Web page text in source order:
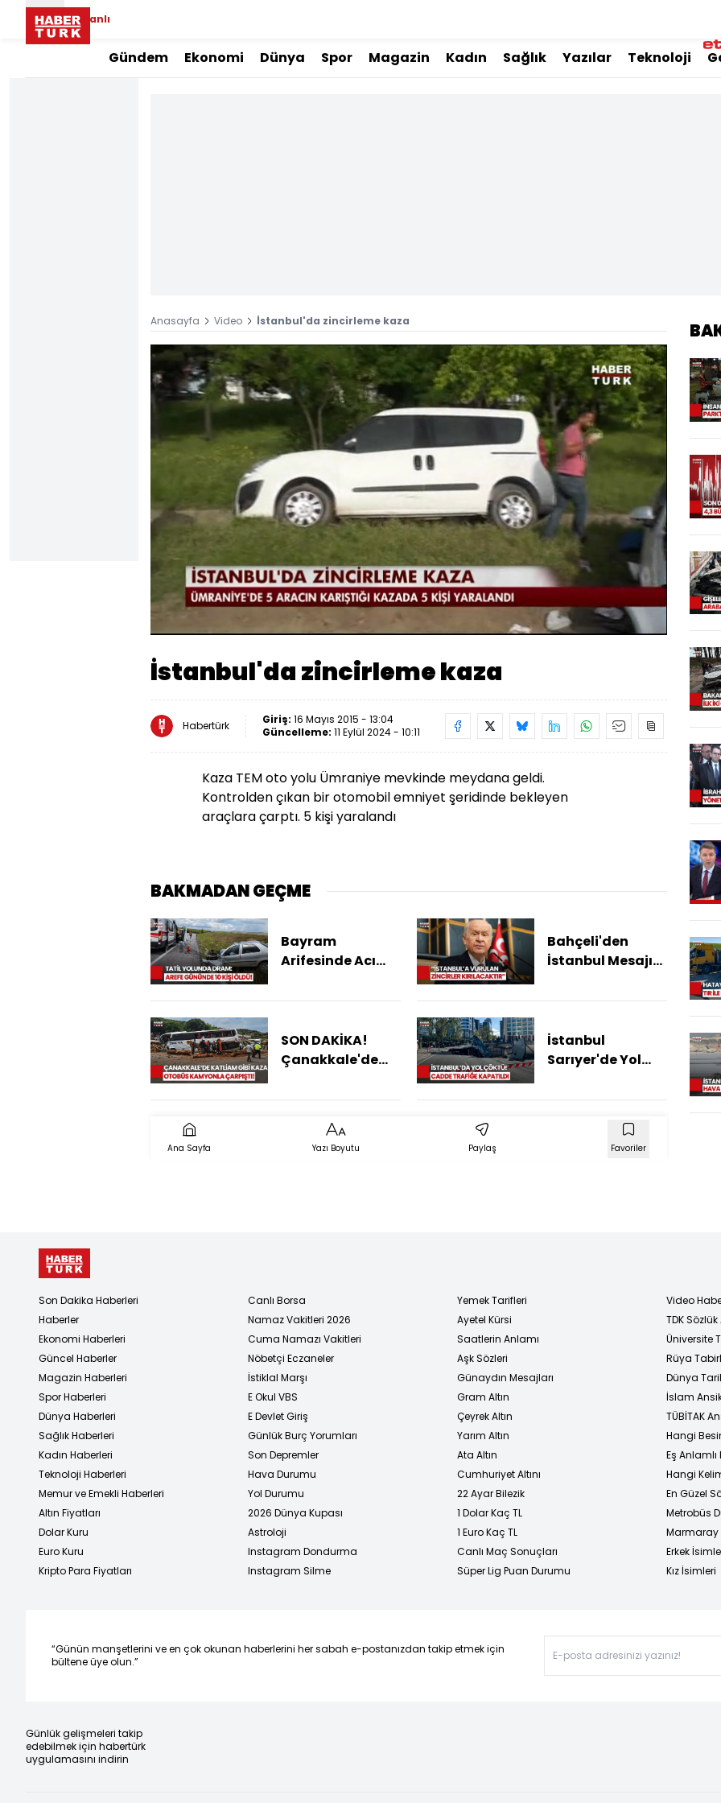
Canlı
Gündem Ekonomi Dünya Spor Magazin Kadın Sağlık Yazılar Teknoloji
Anasayfa Video İstanbul'da zincirleme kaza
Aç
Yüklendi:
100.00%
Oynatma
Hızı
İstanbul'da zincirleme kaza
Habertürk Giriş: 16 Mayıs 2015 - 13:04
Güncelleme: 11 Eylül 2024 - 10:11
Kaza TEM oto yolu Ümraniye mevkinde meydana geldi.
Kontrolden çıkan bir otomobil emniyet şeridinde bekleyen
araçlara çarptı. 5 kişi yaralandı
BAKMADAN GEÇME
Bayram
Arifesinde Acı
Kazalarında 10
Kaybetti
Bahçeli'den
İstanbul Mesajı!
Sarmalına
Edilmesi Yürek
Acıtan Yara"
SON DAKİKA!
Çanakkale'de
6 Ölü, Çok Sayıda
İstanbul
Sarıyer'de Yol
Çaplı Patlama
Ana Sayfa Yazı Boyutu Paylaş Favoriler
Son Dakika Haberleri
Haberler
Ekonomi Haberleri
Güncel Haberler
Magazin Haberleri
Spor Haberleri
Dünya Haberleri
Sağlık Haberleri
Kadın Haberleri
Teknoloji Haberleri
Memur ve Emekli Haberleri
Altın Fiyatları
Dolar Kuru
Euro Kuru
Kripto Para Fiyatları
Canlı Borsa
Namaz Vakitleri 2026
Cuma Namazı Vakitleri
Nöbetçi Eczaneler
İstiklal Marşı
E Okul VBS
E Devlet Giriş
Günlük Burç Yorumları
Son Depremler
Hava Durumu
Yol Durumu
2026 Dünya Kupası
Astroloji
Instagram Dondurma
Instagram Silme
Yemek Tarifleri
Ayetel Kürsi
Saatlerin Anlamı
Aşk Sözleri
Günaydın Mesajları
Gram Altın
Çeyrek Altın
Yarım Altın
Ata Altın
Cumhuriyet Altını
22 Ayar Bilezik
1 Dolar Kaç TL
1 Euro Kaç TL
Canlı Maç Sonuçları
Süper Lig Puan Durumu
Video
TDK
Üniversite
Rüya
Dünya
İslam
TÜBİTAK
Hangi
Eş
Hangi
En Güzel
Metrobüs
Marmaray
Erkek
Kız İsimleri
“Günün manşetlerini ve en çok okunan haberlerini her sabah e-postanızdan takip etmek için
bültene üye olun.”
Günlük gelişmeleri takip
edebilmek için habertürk
uygulamasını indirin